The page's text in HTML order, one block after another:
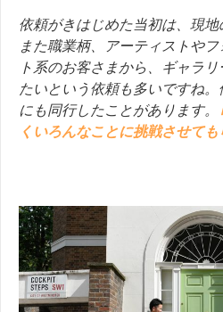
依頼がきはじめた当初は、現地
また職業柄、アーティストや
ト系のお客さまから、ギャラ
たいという依頼も多いですね
にも同行したことがあります。
くいろんなことに挑戦させても